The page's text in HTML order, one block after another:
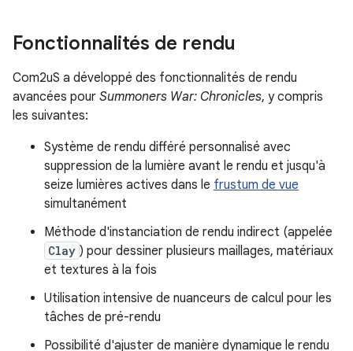
Fonctionnalités de rendu
Com2uS a développé des fonctionnalités de rendu
avancées pour Summoners War: Chronicles, y compris
les suivantes:
Système de rendu différé personnalisé avec
suppression de la lumière avant le rendu et jusqu'à
seize lumières actives dans le frustum de vue
simultanément
Méthode d'instanciation de rendu indirect (appelée
Clay ) pour dessiner plusieurs maillages, matériaux
et textures à la fois
Utilisation intensive de nuanceurs de calcul pour les
tâches de pré-rendu
Possibilité d'ajuster de manière dynamique le rendu